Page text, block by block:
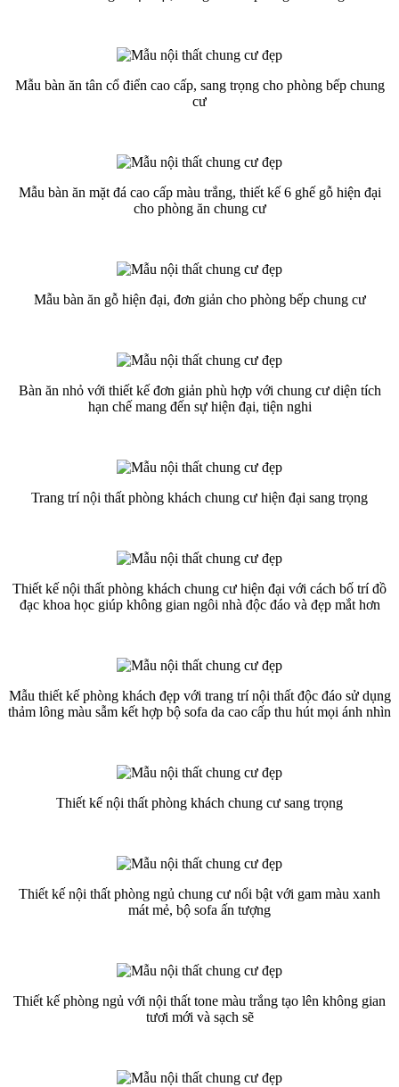
Mẫu bàn ăn tân cổ điển cao cấp, sang trọng cho phòng bếp chung
cư
Mẫu bàn ăn mặt đá cao cấp màu trắng, thiết kế 6 ghế gỗ hiện đại
cho phòng ăn chung cư
Mẫu bàn ăn gỗ hiện đại, đơn giản cho phòng bếp chung cư
Bàn ăn nhỏ với thiết kế đơn giản phù hợp với chung cư diện tích
hạn chế mang đến sự hiện đại, tiện nghi
Trang trí nội thất phòng khách chung cư hiện đại sang trọng
Thiết kế nội thất phòng khách chung cư hiện đại với cách bố trí đồ
đạc khoa học giúp không gian ngôi nhà độc đáo và đẹp mắt hơn
Mẫu thiết kế phòng khách đẹp với trang trí nội thất độc đáo sử dụng
thảm lông màu sẫm kết hợp bộ sofa da cao cấp thu hút mọi ánh nhìn
Thiết kế nội thất phòng khách chung cư sang trọng
Thiết kế nội thất phòng ngủ chung cư nổi bật với gam màu xanh
mát mẻ, bộ sofa ấn tượng
Thiết kế phòng ngủ với nội thất tone màu trắng tạo lên không gian
tươi mới và sạch sẽ